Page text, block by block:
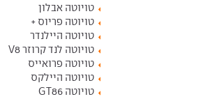
טויוטה אבלון
טויוטה פריוס +
טויוטה היילנדר
טויוטה לנד קרוזר V8
טויוטה פרואייס
טויוטה היילקס
טויוטה GT86